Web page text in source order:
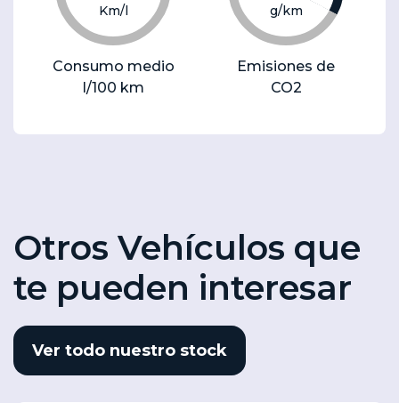
Km/l
Consumo medio
l/100 km
g/km
Emisiones de
CO2
Otros Vehículos que
te pueden interesar
Ver todo nuestro stock